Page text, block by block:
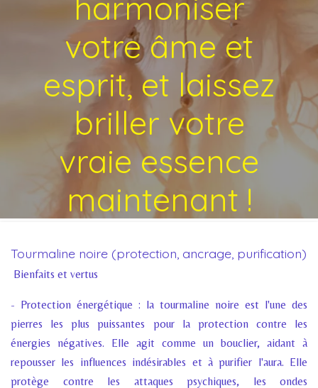
votre âme et
esprit, et laissez
briller votre
vraie essence
maintenant !
Tourmaline noire (protection, ancrage, purification)
Bienfaits et vertus
- Protection énergétique : la tourmaline noire est l'une des
pierres les plus puissantes pour la protection contre les
énergies négatives. Elle agit comme un bouclier, aidant à
repousser les influences indésirables et à purifier l'aura. Elle
protège contre les attaques psychiques, les ondes